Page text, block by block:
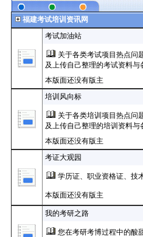
福建考试培训资讯网
考试加油站
关于各类考试项目热点问
及上传自己整理的考试资料与
本版面还没有版主
培训风向标
关于各类培训项目热点问
及上传自己整理的培训资料与
本版面还没有版主
考证大观园
学历证、职业资格证、技
本版面还没有版主
我的考研之路
您在考研考博过程中的酸